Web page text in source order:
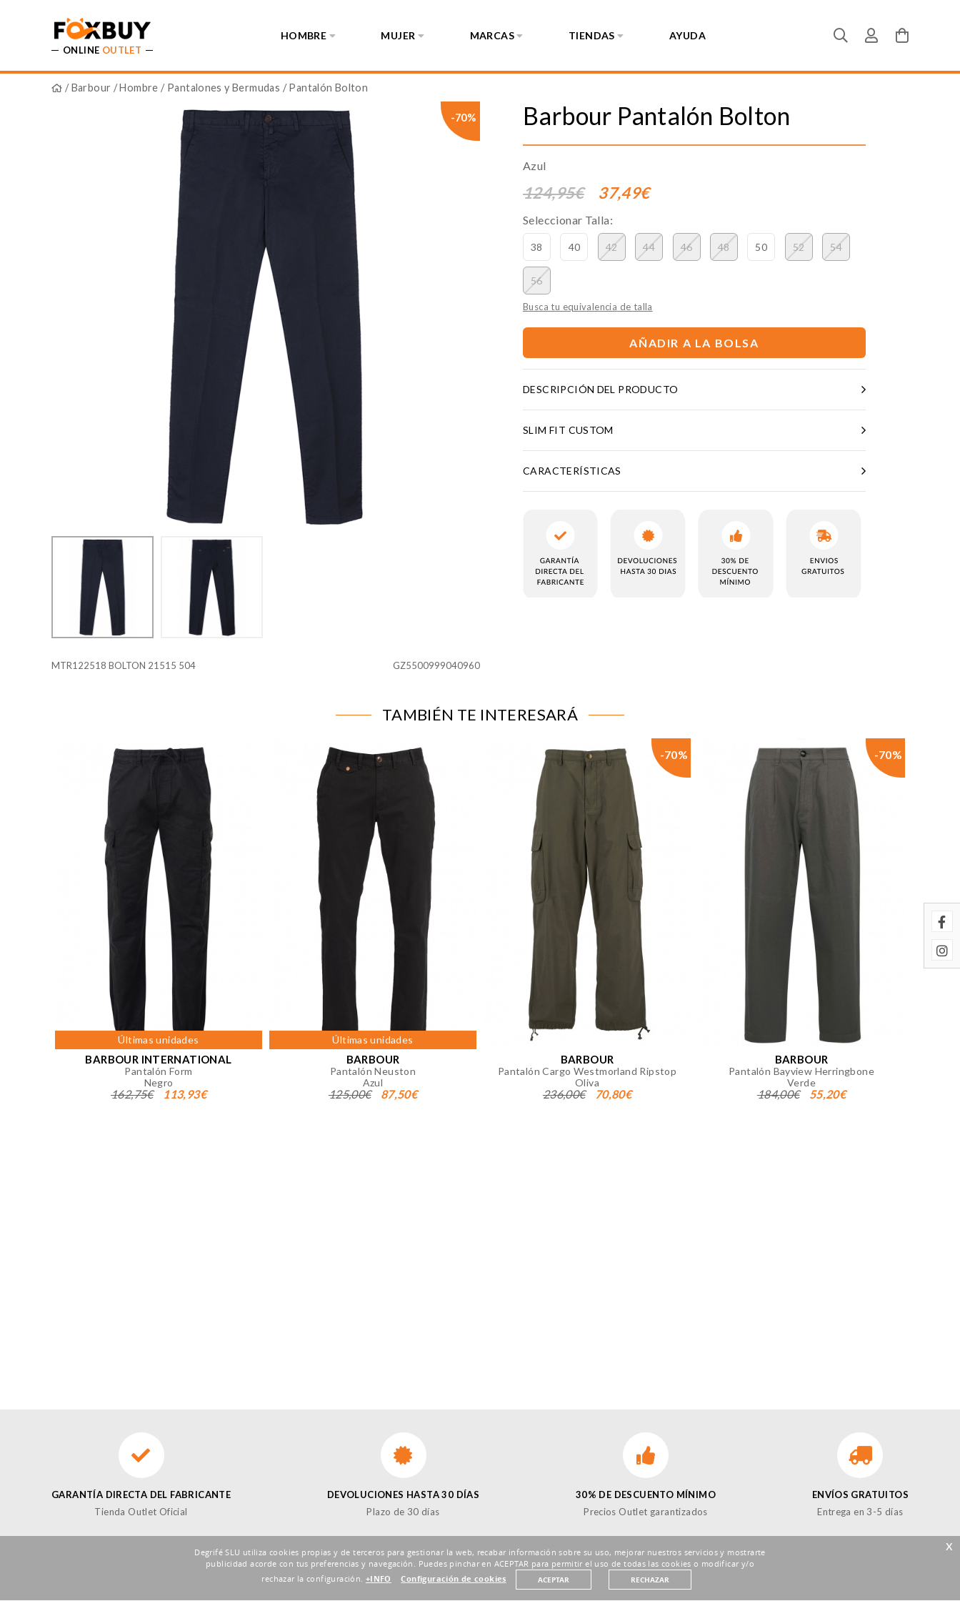
ONLINE OUTLET
HOMBRE MUJER MARCAS TIENDAS AYUDA
/Barbour /Hombre / Pantalones y Bermudas / Pantalón Bolton
-70%
MTR122518 BOLTON 21515 504 GZ5500999040960
Barbour Pantalón Bolton
Azul
124,95€ 37,49€
Seleccionar Talla:
38 40 42 44 46 48 50 52 54
56
Busca tu equivalencia de talla
AÑADIR A LA BOLSA
DESCRIPCIÓN DEL PRODUCTO
SLIM FIT CUSTOM
CARACTERÍSTICAS
TAMBIÉN TE INTERESARÁ
Últimas unidades
BARBOUR INTERNATIONAL
Pantalón Form
Negro
162,75€ 113,93€
Últimas unidades
BARBOUR
Pantalón Neuston
Azul
125,00€ 87,50€
-70%
BARBOUR
Pantalón Cargo Westmorland Ripstop
Oliva
236,00€ 70,80€
-70%
BARBOUR
Pantalón Bayview Herringbone
Verde
184,00€ 55,20€
GARANTÍA DIRECTA DEL FABRICANTE
Tienda Outlet Oficial
DEVOLUCIONES HASTA 30 DÍAS
Plazo de 30 días
30% DE DESCUENTO MÍNIMO
Precios Outlet garantizados
ENVÍOS GRATUITOS
Entrega en 3-5 días
SUSCRÍBETE A LA NEWSLETTER DE FOXBUY
¡SÍGUENOS EN LAS REDES!
x
Degrifé SLU utiliza cookies propias y de terceros para gestionar la web, recabar información sobre su uso, mejorar nuestros servicios y mostrarte
publicidad acorde con tus preferencias y navegación. Puedes pinchar en ACEPTAR para permitir el uso de todas las cookies o modificar y/o
rechazar la configuración. +INFO Configuración de cookies ACEPTAR RECHAZAR
CONFIGURACIÓN DE COOKIES
Cookies necesarias
almacenan ninguna información de identificación personal.
Estas cookies nos permiten contar las visitas y fuentes de tráfico para poder evaluar el rendimiento de nuestro sitio y
mejorarlo. Nos ayudan a saber qué páginas son las más o menos visitadas, y cómo los visitantes navegan por el sitio. Toda la
información que recogen estas cookies es agregada y, por lo tanto, es anónima.
Cookies de preferencias
Estas cookies permiten a la página web recordar información que cambia la forma en que la página se comporta o el aspecto
que tiene, como su idioma preferido o la región en la que usted se encuentra.
Cookies de marketing
Estas cookies se utilizan para rastrear a los visitantes en las páginas web. La intención es mostrar anuncios relevantes y
atractivos para el usuario individual.
GUARDAR CONFIGURACIÓN
Puedes volver a configurar tus cookies desde la sección "Configuración de cookies" al pie de la página. También puedes consultar